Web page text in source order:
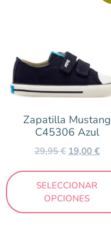
Zapatilla Mustang
C45306 Azul
29,95€ 19,00€
SELECCIONAR
OPCIONES